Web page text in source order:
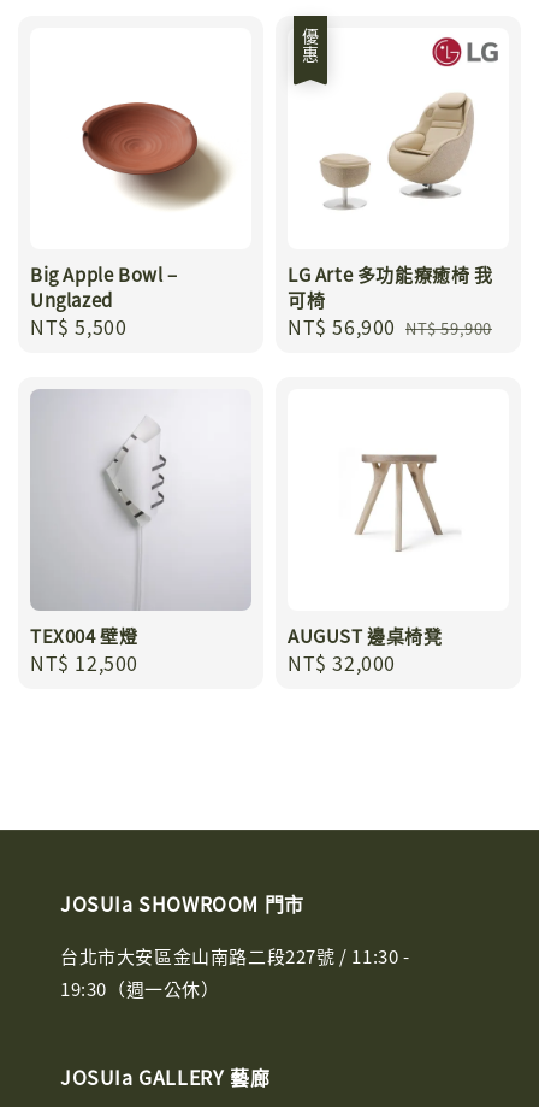
Big Apple Bowl –
Unglazed
Regular
NT$ 5,500
優惠
LG Arte 多功能療癒椅 我
可椅
Sale
NT$ 56,900 Regular
NT$ 59,900
TEX004 壁燈
Regular
NT$ 12,500
AUGUST 邊桌椅凳
Regular
NT$ 32,000
JOSUIa SHOWROOM 門市
台北市大安區金山南路二段227號 / 11:30 -
19:30（週一公休）
JOSUIa GALLERY 藝廊